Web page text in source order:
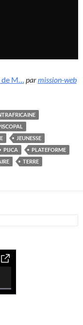
de M… parmission-web
JEUNESSE
PIJCA
PLATEFORME
TERRE